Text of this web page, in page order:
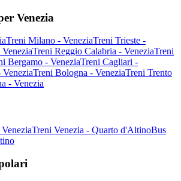
Venezia
Treni Milano - VeneziaTreni Trieste -
Treni Reggio Calabria - VeneziaTreni
Bergamo - VeneziaTreni Cagliari -
Treni Bologna - VeneziaTreni Trento
- Venezia
Treni Venezia - Quarto d'AltinoBus